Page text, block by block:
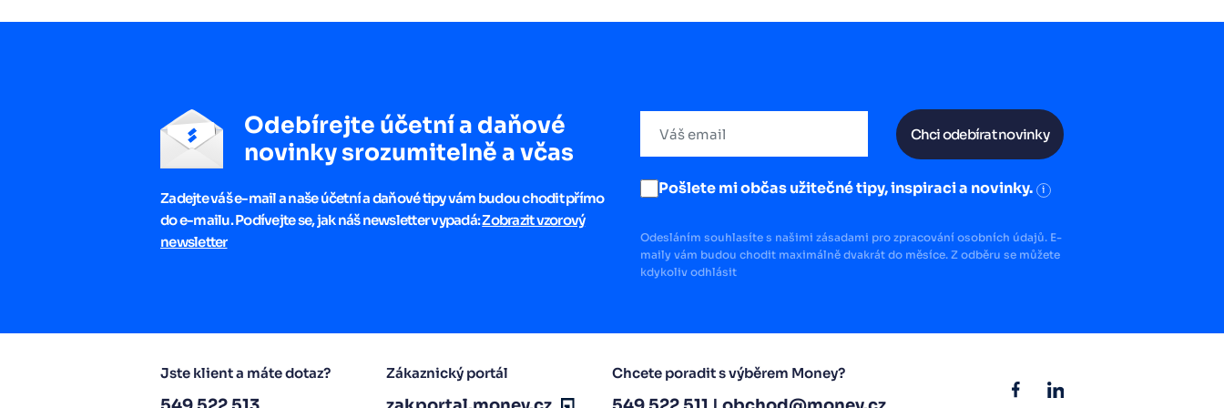
Odebírejte účetní a daňové
novinky srozumitelně a včas
Zadejte váš e-mail a naše účetní a daňové tipy vám budou chodit přímo
do e-mailu. Podívejte se, jak náš newsletter vypadá:Zobrazit vzorový
newsletter
Chci odebírat novinky
Pošlete mi občas užitečné tipy, inspiraci a novinky. i
Odesláním souhlasíte s našimi zásadami pro zpracování osobních údajů. E-
maily vám budou chodit maximálně dvakrát do měsíce. Z odběru se můžete
kdykoliv odhlásit
Jste klient a máte dotaz? Zákaznický portál Chcete poradit s výběrem Money?